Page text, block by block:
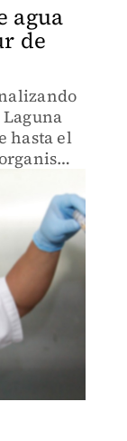
agua
de
Laguna
hasta el